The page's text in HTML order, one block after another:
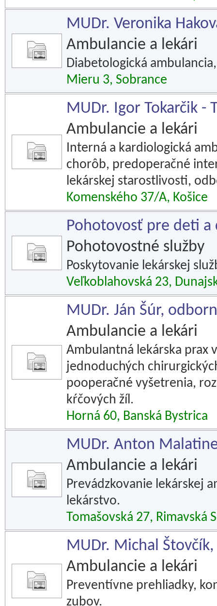
MUDr. Veronika
Ambulancie a lekári
Diabetologická
Mieru 3, Sobrance
MUDr. Igor Tokarčik -
Ambulancie a lekári
Interná a kardiologická
chorôb, predoperačné
lekárskej starostlivosti,
Komenského 37/A, Košice
Pohotovosť pre deti a
Pohotovostné služby
Poskytovanie lekárskej
Veľkoblahovská 23,
MUDr. Ján Šúr,
Ambulancie a lekári
Ambulantná lekárska prax
jednoduchých
pooperačné vyšetrenia,
kŕčových žíl.
Horná 60, Banská Bystrica
MUDr. Anton
Ambulancie a lekári
Prevádzkovanie lekárskej
lekárstvo.
Tomašovská 27, Rimavská
MUDr. Michal
Ambulancie a lekári
Preventívne prehliadky,
zubov.